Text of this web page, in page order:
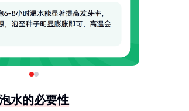
水的必要性